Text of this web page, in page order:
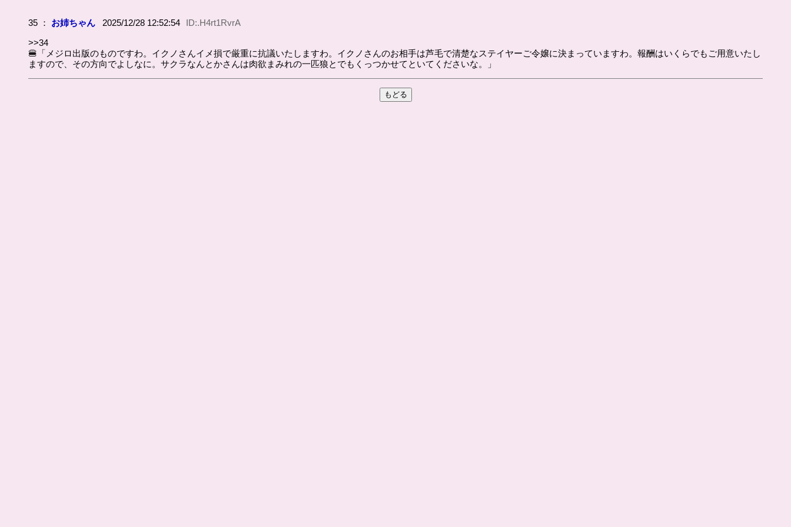
35 ： お姉ちゃん 2025/12/28 12:52:54
ID:.H4rt1RvrA
>>34
🍔「メジロ出版のものですわ。イクノさんイメ損で厳重に抗議いたしますわ。イクノさんのお相手は芦毛で清楚なステイヤーご令嬢に決まっていますわ。報酬はいくらでもご用意いたし
ますので、その方向でよしなに。サクラなんとかさんは肉欲まみれの一匹狼とでもくっつかせてといてくださいな。」